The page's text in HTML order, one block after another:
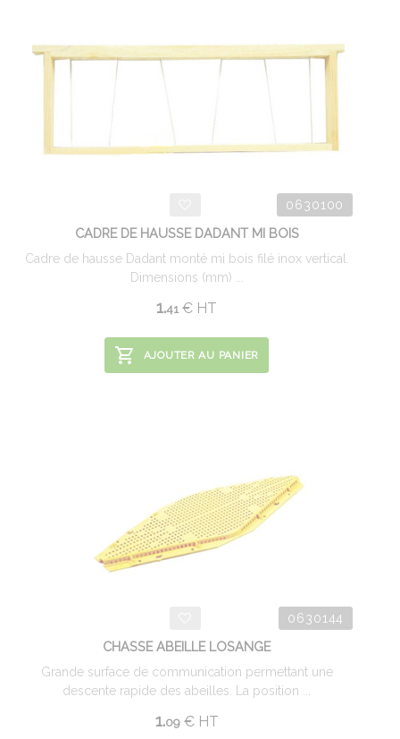
0630100
CADRE DE HAUSSE DADANT MI BOIS
Cadre de hausse Dadant monté mi bois filé inox vertical.
Dimensions (mm) ...
1.41 € HT
AJOUTER AU PANIER
0630144
CHASSE ABEILLE LOSANGE
Grande surface de communication permettant une
descente rapide des abeilles. La position ...
1.09 €HT